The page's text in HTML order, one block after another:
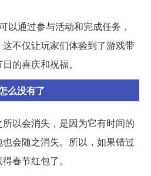
以通过参与活动和完成任务，
不仅让玩家们体验到了游戏带
的喜庆和祝福。
么没有了
以会消失，是因为它有时间的
会随之消失。所以，如果错过
春节红包了。